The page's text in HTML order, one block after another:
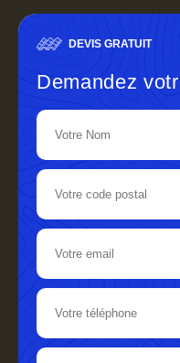
DEVIS GRATUIT
Demandez